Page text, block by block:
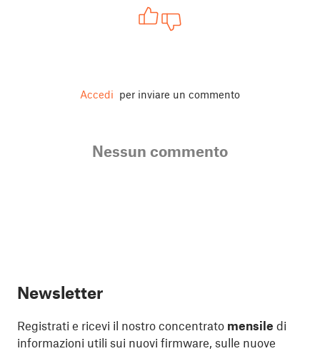
Accedi per inviare un commento
Nessun commento
Newsletter
Registrati e ricevi il nostro concentrato mensile di
informazioni utili sui nuovi firmware, sulle nuove